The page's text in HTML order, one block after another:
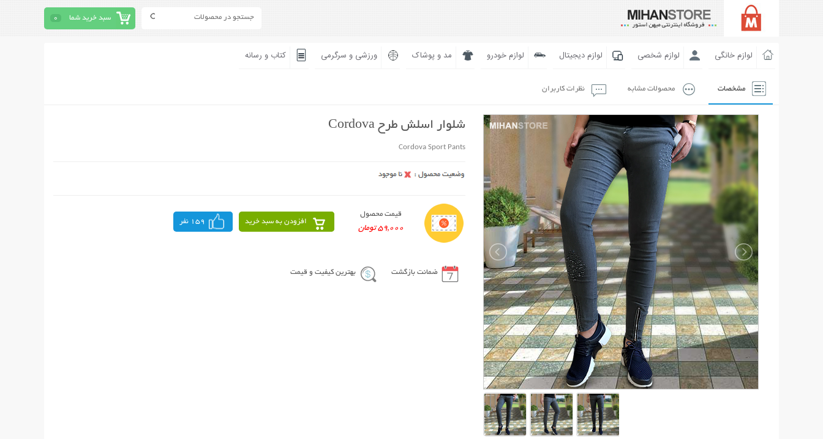
سبد خرید شما 0
لوازم خانگی لوازم شخصی لوازم دیجیتال لوازم خودرو مد و پوشاک ورزشی و سرگرمی کتاب و رسانه
مشخصات محصولات مشابه نظرات کاربران
شلوار اسلش طرح Cordova
Cordova Sport Pants
قیمت محصول
59,000 تومان
افزودن به سبد خرید 159 نفر
ضمانت بازگشت بهترین کیفیت و قیمت